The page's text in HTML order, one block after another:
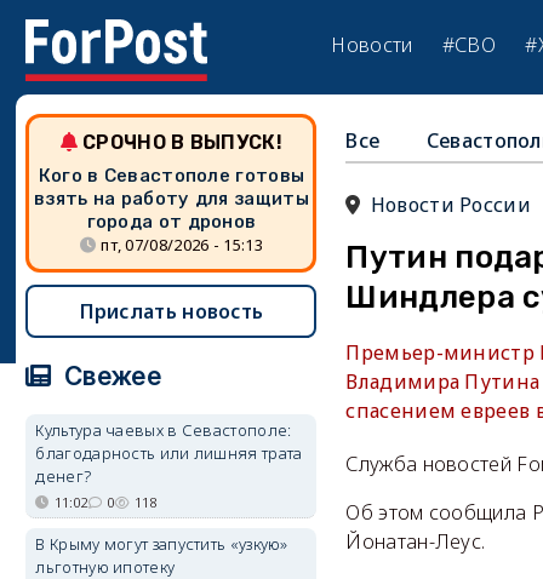
Новости #СВО
Все
Новости России
Путин
Шиндлера
Премьер-министр
Владимира
спасением евреев
Служба новостей
Об этом сообщила
Йонатан-Леус.
СРОЧНО В ВЫПУСК!
Кого в Севастополе готовы
взять на работу для защиты
города от дронов
пт, 07/08/2026 - 15:13
Прислать новость
Свежее
Культура чаевых в Севастополе:
благодарность или лишняя трата
денег?
11:02 0 118
В Крыму могут запустить «узкую»
льготную ипотеку